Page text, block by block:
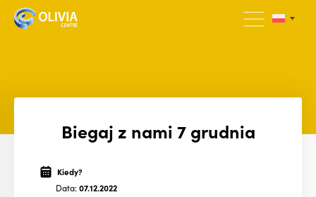
Biegaj z nami 7 grudnia
Kiedy?
Data:07.12.2022